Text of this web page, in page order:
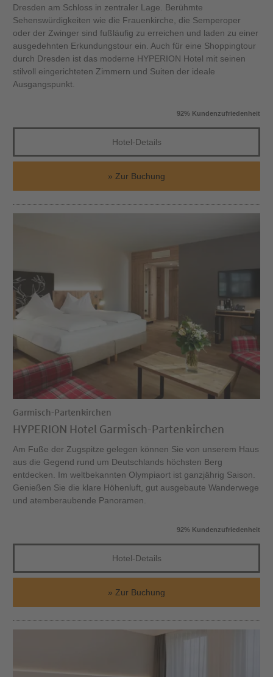
Dresden am Schloss in zentraler Lage. Berühmte
Sehenswürdigkeiten wie die Frauenkirche, die Semperoper
oder der Zwinger sind fußläufig zu erreichen und laden zu einer
ausgedehnten Erkundungstour ein. Auch für eine Shoppingtour
durch Dresden ist das moderne HYPERION Hotel mit seinen
stilvoll eingerichteten Zimmern und Suiten der ideale
Ausgangspunkt.
92% Kundenzufriedenheit
Hotel-Details
Zur Buchung
Garmisch-Partenkirchen
HYPERION Hotel Garmisch-Partenkirchen
Am Fuße der Zugspitze gelegen können Sie von unserem Haus
aus die Gegend rund um Deutschlands höchsten Berg
entdecken. Im weltbekannten Olympiaort ist ganzjährig Saison.
Genießen Sie die klare Höhenluft, gut ausgebaute Wanderwege
und atemberaubende Panoramen.
92% Kundenzufriedenheit
Hotel-Details
Zur Buchung